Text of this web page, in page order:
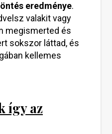
eredménye.
valakit vagy
megismerted és
sokszor láttad, és
kellemes
így az